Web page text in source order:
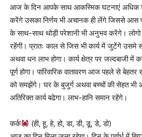
आज के दिन आपके साथ आकस्मिक घटनाएं अधिक
करेंगे उसका निर्णय भी अचानक ही लेंगे जिससे आस
के साथ-साथ थोड़ी परेशानी भी अनुभव करेंगे।
रहेंगी। प्रातः काल से जिस भी कार्य में जुटेंगे उसमे
अथवा धन लाभ होगा। कार्य क्षेत्र पर जल्दबाजी में
पूर्ण होगा। पारिवारिक वातावरण आज पहले से
को समझेंगे। घर के बुजुर्ग अथवा बच्चों की सेहत भी
अतिरिक्त कार्य बढेगा। लाभ-हानि समान रहेंगे।
कर्क
(ही, हू, हे, हो, डा, डी, डू, डे, डो)